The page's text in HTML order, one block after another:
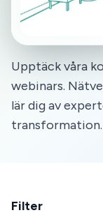
Upptäck våra
webinars.
lär dig av
transformation.
Filter